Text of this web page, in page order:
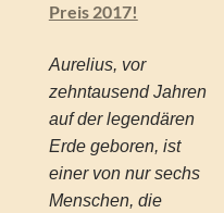
Preis 2017!
Aurelius, vor
zehntausend Jahren
auf der legendären
Erde geboren, ist
einer von nur sechs
Menschen, die